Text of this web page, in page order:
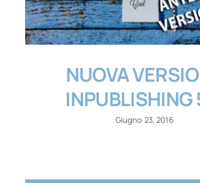
NUOVA
INPUBLISHING
Giugno 23, 2016